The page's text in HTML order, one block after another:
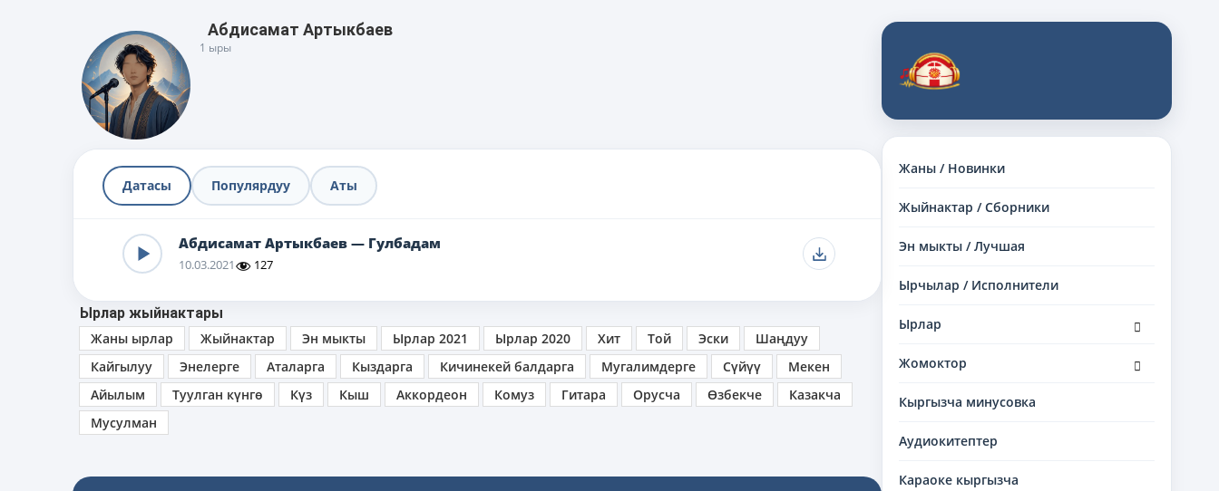
Жаны / Новинки
Жыйнактар / Сборники
Эн мыкты / Лучшая
Ырчылар / Исполнители
Ырлар
дочернее
Жомоктор
дочернее
Кыргызча минусовка
Аудиокитептер
Караоке кыргызча
Абдисамат Артыкбаев
1 ыры
Датасы Популярдуу Аты
Абдисамат Артыкбаев — Гулбадам
10.03.2021 127
Ырлар жыйнактары
Жаны ырлар
Жыйнактар Эн мыкты Ырлар 2021 Ырлар 2020 Хит Той Эски
Шаңдуу
Кайгылуу
Энелерге Аталарга Кыздарга Кичинекей балдарга Мугалимдерге Сүйүү
Мекен
Айылым
Туулган күнгө Күз Кыш Аккордеон Комуз Гитара Орусча Өзбекче
Казакча
Мусулман